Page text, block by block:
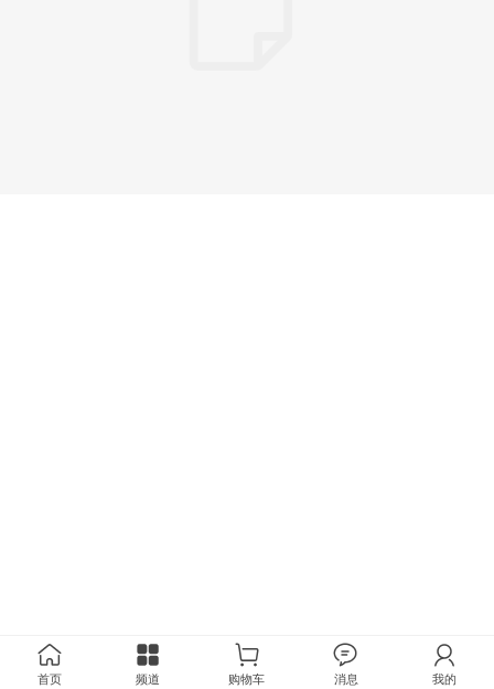
首页 频道 购物车 消息 我的